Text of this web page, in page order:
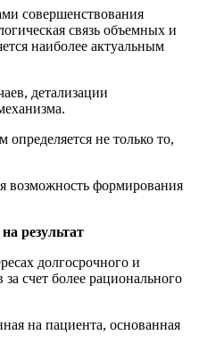
совершенствования
связь объемных и
наиболее актуальным
детализации
не только то,
возможность формирования
результат
долгосрочного и
счет более рационального
на пациента, основанная